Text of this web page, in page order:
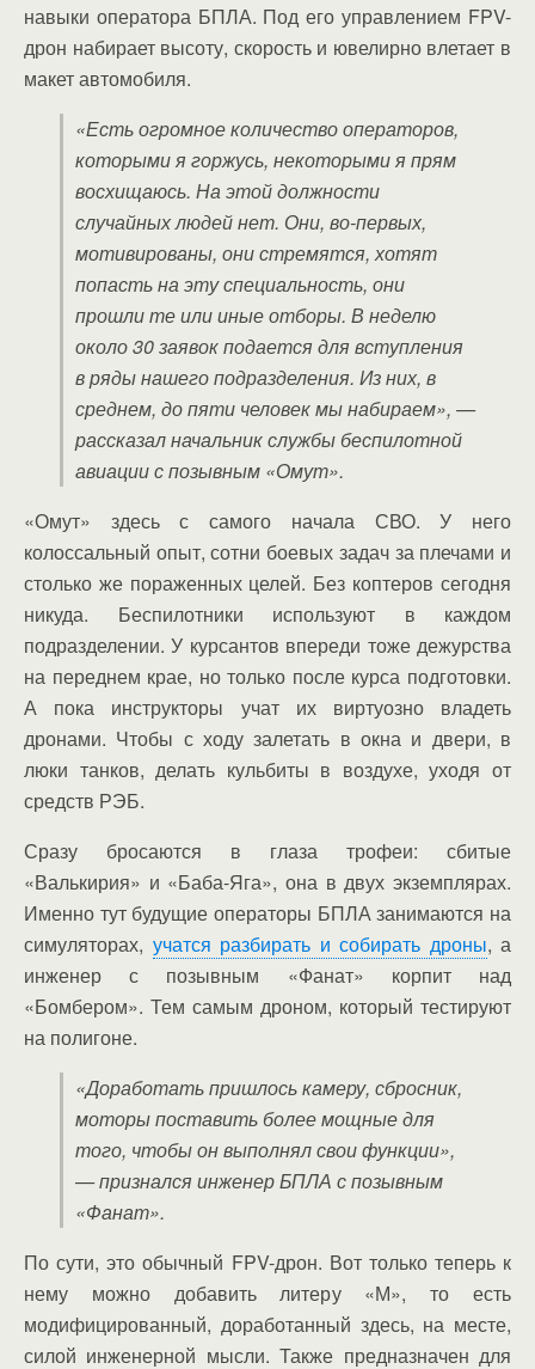
навыки оператора БПЛА. Под его управлением FPV-
дрон набирает высоту, скорость и ювелирно влетает в
макет автомобиля.
«Есть огромное количество операторов,
которыми я горжусь, некоторыми я прям
восхищаюсь. На этой должности
случайных людей нет. Они, во-первых,
мотивированы, они стремятся, хотят
попасть на эту специальность, они
прошли те или иные отборы. В неделю
около 30 заявок подается для вступления
в ряды нашего подразделения. Из них, в
среднем, до пяти человек мы набираем», —
рассказал начальник службы беспилотной
авиации с позывным «Омут».
«Омут» здесь с самого начала СВО. У него
колоссальный опыт, сотни боевых задач за плечами и
столько же пораженных целей. Без коптеров сегодня
никуда. Беспилотники используют в каждом
подразделении. У курсантов впереди тоже дежурства
на переднем крае, но только после курса подготовки.
А пока инструкторы учат их виртуозно владеть
дронами. Чтобы с ходу залетать в окна и двери, в
люки танков, делать кульбиты в воздухе, уходя от
средств РЭБ.
Сразу бросаются в глаза трофеи: сбитые
«Валькирия» и «Баба-Яга», она в двух экземплярах.
Именно тут будущие операторы БПЛА занимаются на
симуляторах, учатся разбирать и собирать дроны, а
инженер с позывным «Фанат» корпит над
«Бомбером». Тем самым дроном, который тестируют
на полигоне.
«Доработать пришлось камеру, сбросник,
моторы поставить более мощные для
того, чтобы он выполнял свои функции»,
— признался инженер БПЛА с позывным
«Фанат».
По сути, это обычный FPV-дрон. Вот только теперь к
нему можно добавить литеру «М», то есть
модифицированный, доработанный здесь, на месте,
силой инженерной мысли. Также предназначен для